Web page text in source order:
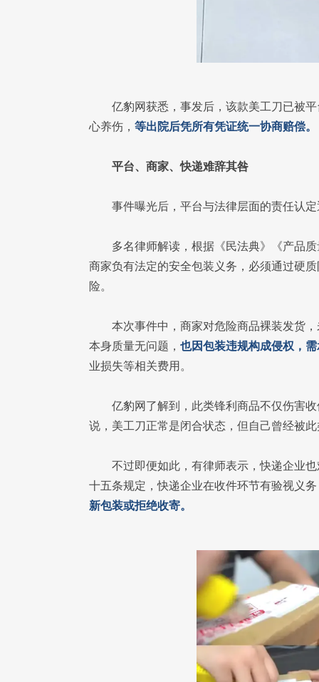
亿豹网获悉，事发后，该款美工刀已被
心养伤， 等出院后凭所有凭证统一协商赔偿。
平台、商家、快递难辞其咎
事件曝光后，平台与法律层面的责任认
多名律师解读，根据《民法典》《产品
商家负有法定的安全包装义务，必须通过硬
险。
本次事件中，商家对危险商品裸装发货
本身质量无问题， 也因包装违规构成侵权，
业损失等相关费用。
亿豹网了解到，此类锋利商品不仅伤害
说，美工刀正常是闭合状态，但自己曾经被
不过即便如此，有律师表示，快递企业
十五条规定，快递企业在收件环节有验视义
新包装或拒绝收寄。